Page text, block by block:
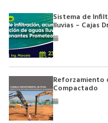
Sistema de
lluvias – Cajas
Reforzamiento
Compactado